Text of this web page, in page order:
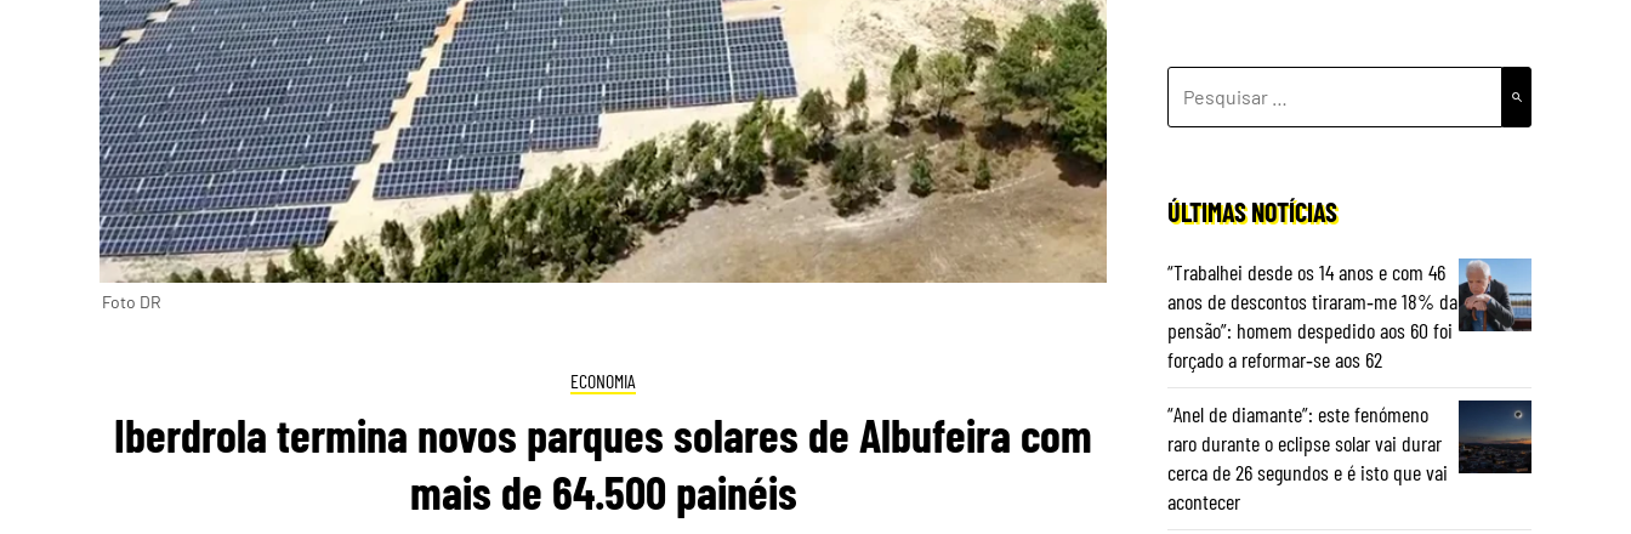
Foto DR
ECONOMIA
Iberdrola termina novos parques solares de Albufeira com
mais de 64.500 painéis
POR:
ÚLTIMAS NOTÍCIAS
“Trabalhei desde os 14 anos e com 46
anos de descontos tiraram‑me 18% da
pensão”: homem despedido aos 60 foi
forçado a reformar‑se aos 62
“Anel de diamante”: este fenómeno
raro durante o eclipse solar vai durar
cerca de 26 segundos e é isto que vai
acontecer